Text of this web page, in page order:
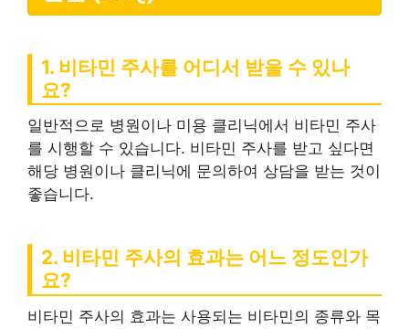
1. 비타민 주사를 어디서 받을 수 있나
요?
일반적으로 병원이나 미용 클리닉에서 비타민 주사
를 시행할 수 있습니다. 비타민 주사를 받고 싶다면
해당 병원이나 클리닉에 문의하여 상담을 받는 것이
좋습니다.
2. 비타민 주사의 효과는 어느 정도인가
요?
비타민 주사의 효과는 사용되는 비타민의 종류와 목